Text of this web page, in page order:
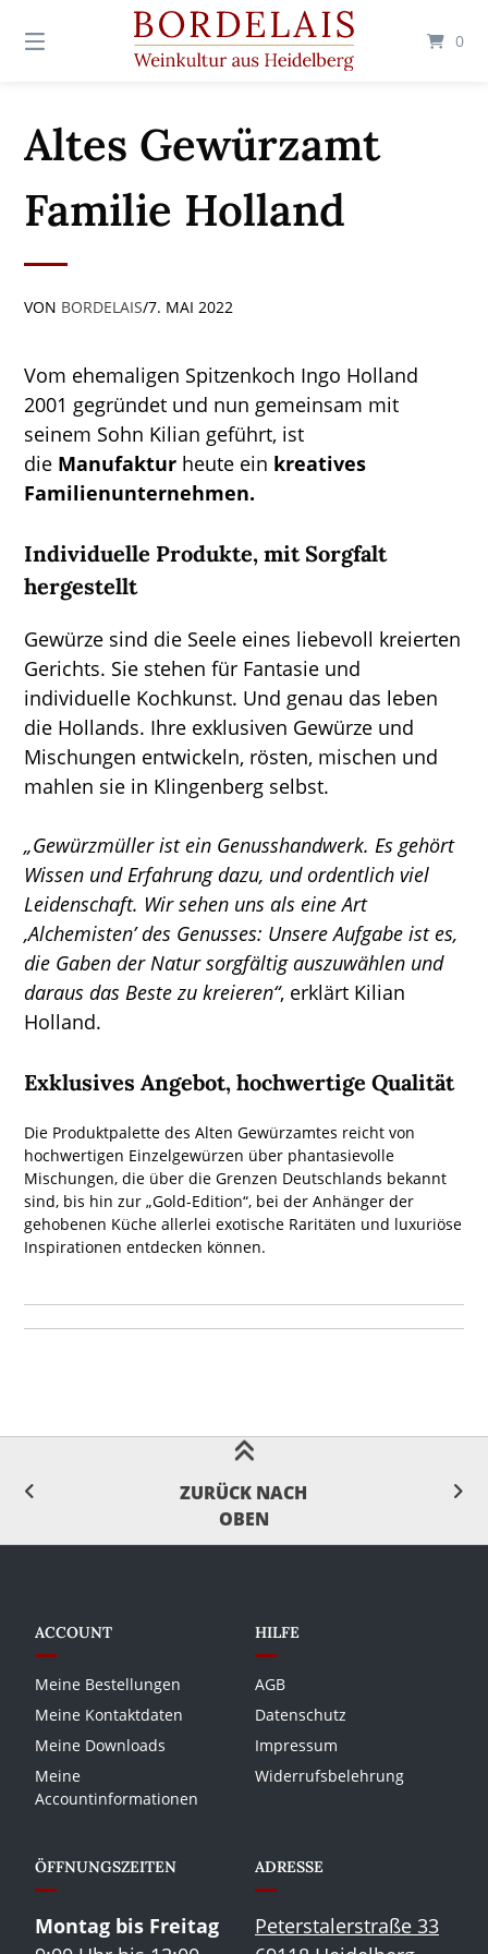
zum
0
Altes Gewürzamt
Familie Holland
VON BORDELAIS/7. MAI 2022
Vom ehemaligen Spitzenkoch Ingo Holland
2001 gegründet und nun gemeinsam mit
seinem Sohn Kilian geführt, ist
die Manufaktur heute ein kreatives
Familienunternehmen.
Individuelle Produkte, mit Sorgfalt
hergestellt
Gewürze sind die Seele eines liebevoll kreierten
Gerichts. Sie stehen für Fantasie und
individuelle Kochkunst. Und genau das leben
die Hollands. Ihre exklusiven Gewürze und
Mischungen entwickeln, rösten, mischen und
mahlen sie in Klingenberg selbst.
„Gewürzmüller ist ein Genusshandwerk. Es gehört
Wissen und Erfahrung dazu, und ordentlich viel
Leidenschaft. Wir sehen uns als eine Art
‚Alchemisten’ des Genusses: Unsere Aufgabe ist es,
die Gaben der Natur sorgfältig auszuwählen und
daraus das Beste zu kreieren“, erklärt Kilian
Holland.
Exklusives Angebot, hochwertige Qualität
Die Produktpalette des Alten Gewürzamtes reicht von
hochwertigen Einzelgewürzen über phantasievolle
Mischungen, die über die Grenzen Deutschlands bekannt
sind, bis hin zur „Gold-Edition“, bei der Anhänger der
gehobenen Küche allerlei exotische Raritäten und luxuriöse
Inspirationen entdecken können.
ZURÜCK NACH
OBEN
ACCOUNT
Meine Bestellungen
Meine Kontaktdaten
Meine Downloads
Meine
Accountinformationen
HILFE
AGB
Datenschutz
Impressum
Widerrufsbelehrung
ÖFFNUNGSZEITEN
Montag bis Freitag
ADRESSE
Peterstalerstraße 33